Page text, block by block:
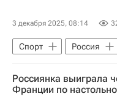
3 декабря 2025, 08:14
Спорт
Россия
Луганская Народная
Дунья Миятович
Россиянка выиграла
Франции по